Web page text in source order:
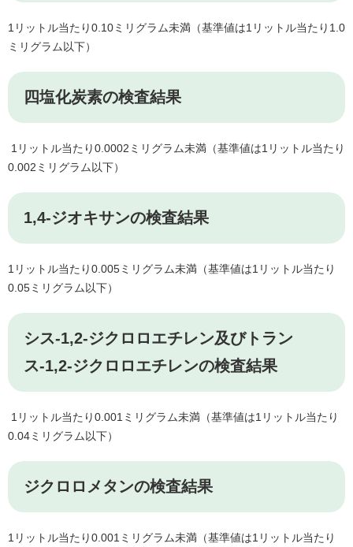
1リットル当たり0.10ミリグラム未満（基準値は1リットル当たり1.0
ミリグラム以下）
四塩化炭素の検査結果
1リットル当たり0.0002ミリグラム未満（基準値は1リットル当たり
0.002ミリグラム以下）
1,4-ジオキサンの検査結果
1リットル当たり0.005ミリグラム未満（基準値は1リットル当たり
0.05ミリグラム以下）
シス-1,2-ジクロロエチレン及びトラン
ス-1,2-ジクロロエチレンの検査結果
1リットル当たり0.001ミリグラム未満（基準値は1リットル当たり
0.04ミリグラム以下）
ジクロロメタンの検査結果
1リットル当たり0.001ミリグラム未満（基準値は1リットル当たり